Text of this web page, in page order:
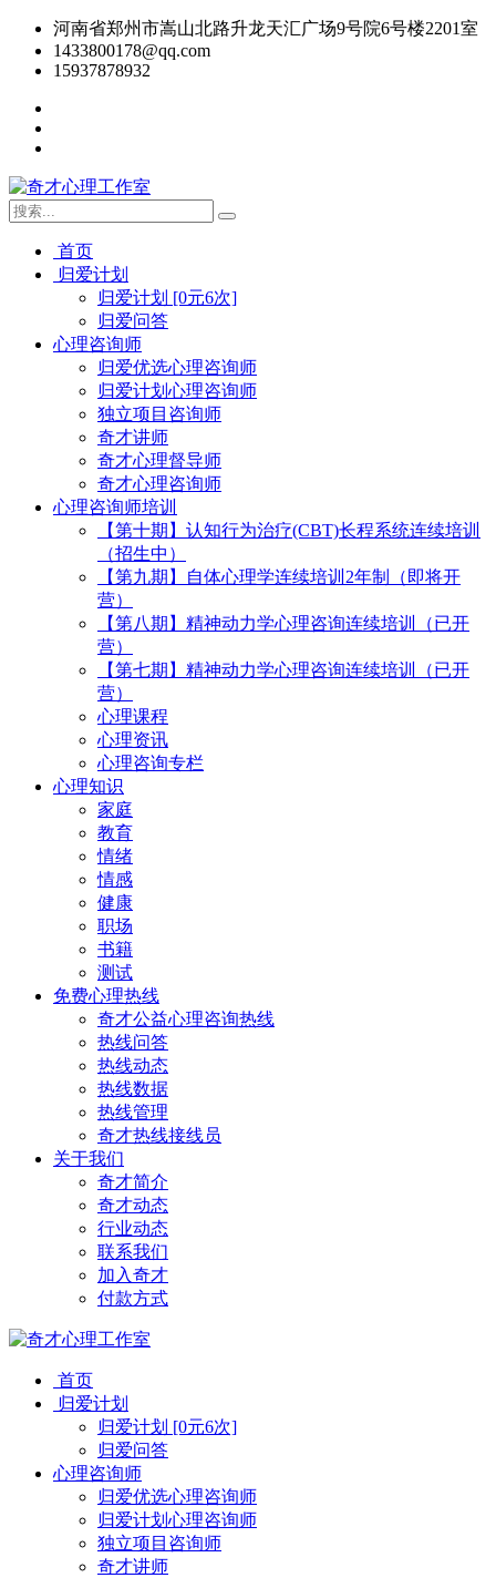
河南省郑州市嵩山北路升龙天汇广场9号院6号楼2201室
1433800178@qq.com
15937878932
首页
归爱计划
归爱计划 [0元6次]
归爱问答
心理咨询师
归爱优选心理咨询师
归爱计划心理咨询师
独立项目咨询师
奇才讲师
奇才心理督导师
奇才心理咨询师
心理咨询师培训
【第十期】认知行为治疗(CBT)长程系统连续培训
（招生中）
【第九期】自体心理学连续培训2年制（即将开
营）
【第八期】精神动力学心理咨询连续培训（已开
营）
【第七期】精神动力学心理咨询连续培训（已开
营）
心理课程
心理资讯
心理咨询专栏
心理知识
家庭
教育
情绪
情感
健康
职场
书籍
测试
免费心理热线
奇才公益心理咨询热线
热线问答
热线动态
热线数据
热线管理
奇才热线接线员
关于我们
奇才简介
奇才动态
行业动态
联系我们
加入奇才
付款方式
首页
归爱计划
归爱计划 [0元6次]
归爱问答
心理咨询师
归爱优选心理咨询师
归爱计划心理咨询师
独立项目咨询师
奇才讲师